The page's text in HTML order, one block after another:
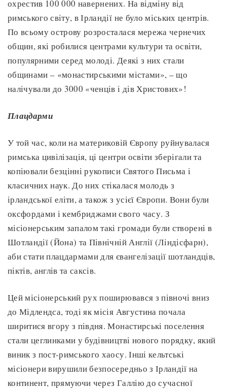
охрестив 100 000 навернених. На відміну від
римського світу, в Ірландії не було міських центрів.
По всьому острову розросталася мережа чернечих
общин, які робилися центрами культури та освіти,
популярними серед молоді. Деякі з них стали
общинами – «монастирськими містами», – що
налічували до 3000 «ченців і дів Христових»!
Плацдарми
У той час, коли на материковій Європу руйнувалася
римська цивілізація, ці центри освіти зберігали та
копіювали безцінні рукописи Святого Письма і
класичних наук. До них стікалася молодь з
ірландської еліти, а також з усієї Європи. Вони були
оксфордами і кембриджами свого часу. З
місіонерським запалом такі громади були створені в
Шотландії (Йона) та Північній Англії (Ліндісфарн),
аби стати плацдармами для євангелізації шотландців,
піктів, англів та саксів.
Цей місіонерський рух поширювався з півночі вниз
до Мідлендса, тоді як місія Августина почала
ширитися вгору з півдня. Монастирські поселення
стали цеглинками у будівництві нового порядку, який
виник з пост-римського хаосу. Інші кельтські
місіонери вирушили безпосередньо з Ірландії на
континент, прямуючи через Галлію до сучасної